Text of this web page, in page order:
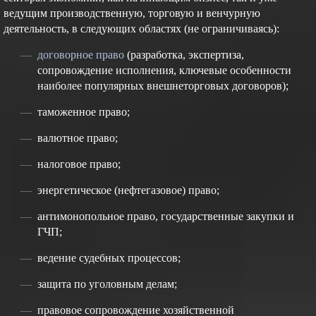
ведущим производственную, торговую и венчурную
деятельность, в следующих областях (не ограничиваясь):
договорное право (разработка, экспертиза,
сопровождение исполнения, ключевые особенности
наиболее популярных внешнеторговых договоров);
таможенное право;
валютное право;
налоговое право;
энергетическое (нефтегазовое) право;
антимонопольное право, государственные закупки и
ГЧП;
ведение судебных процессов;
защита по уголовным делам;
правовое сопровождение хозяйственной